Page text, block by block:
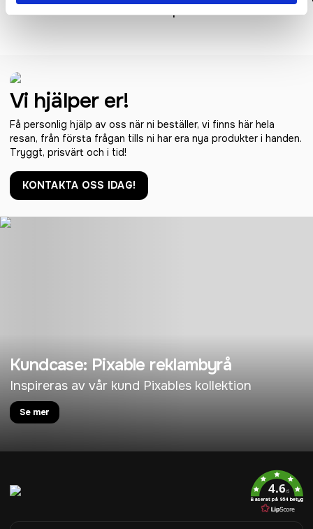
Vi hjälper er!
Få personlig hjälp av oss när ni beställer, vi finns här hela
resan, från första frågan tills ni har era nya produkter i handen.
Tryggt, prisvärt och i tid!
KONTAKTA OSS IDAG!
Kundcase: Pixable reklambyrå
Inspireras av vår kund Pixables kollektion
Se mer
4.6/5
Baserat på 954 betyg